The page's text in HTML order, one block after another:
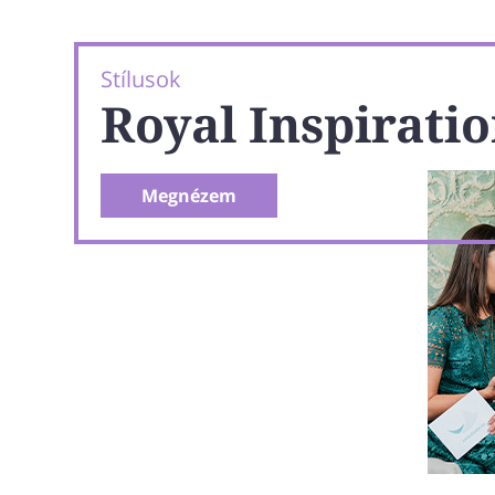
Stílusok
Royal
Megnézem